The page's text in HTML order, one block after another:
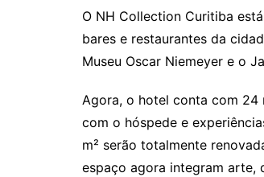
O NH Collection Curitiba
bares e restaurantes da
Museu Oscar Niemeyer e o
Agora, o hotel conta com 24
com o hóspede e
m² serão totalmente
espaço agora integram arte,